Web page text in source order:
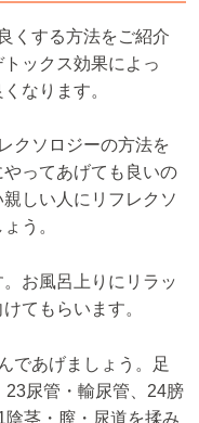
くする方法をご紹介
ックス効果によっ
なります。
クソロジーの方法を
ってあげても良いの
しい人にリフレクソ
う。
お風呂上りにリラッ
てもらいます。
であげましょう。足
尿管・輸尿管、24膀
茎・膣・尿道を揉み